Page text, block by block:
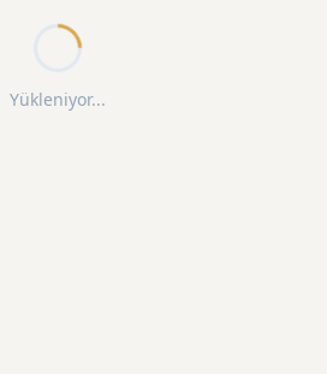
Yükleniyor...